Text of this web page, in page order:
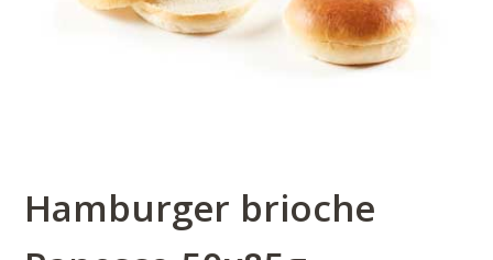
Hamburger brioche